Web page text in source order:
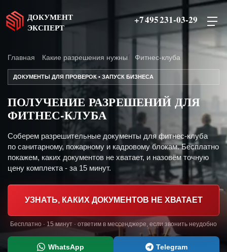
ДОКУМЕНТ
ЭКСПЕРТ
+7 495 231-03-29
Главная Какие разрешения нужны Фитнес-клуба
ДОКУМЕНТЫ ДЛЯ ПРОВЕРОК • ЗАПУСК БИЗНЕСА
ПОЛУЧЕНИЕ РАЗРЕШЕНИЙ ДЛЯ
ФИТНЕС-КЛУБА
Соберем разрешительные документы для фитнес-клуба
по санитарному, пожарному и кадровому блокам. Бесплатно
покажем, каких документов не хватает, и назовём точную
цену комплекта - за 15 минут.
УЗНАТЬ, КАКИХ ДОКУМЕНТОВ НЕ ХВАТАЕТ
Бесплатно · 15 минут · ответим в мессенджере, если звонить неудобно
WhatsApp Telegram